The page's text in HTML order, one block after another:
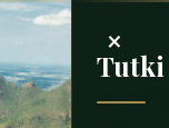
×
Tutki